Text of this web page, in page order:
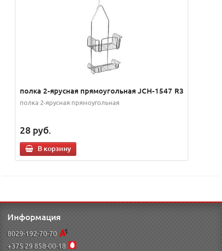
полка 2-ярусная прямоугольная JCH-1547 R3
полка 2-ярусная прямоугольная
28 руб.
В корзину
Информация
8029-192-70-70
+375 29 858-00-18